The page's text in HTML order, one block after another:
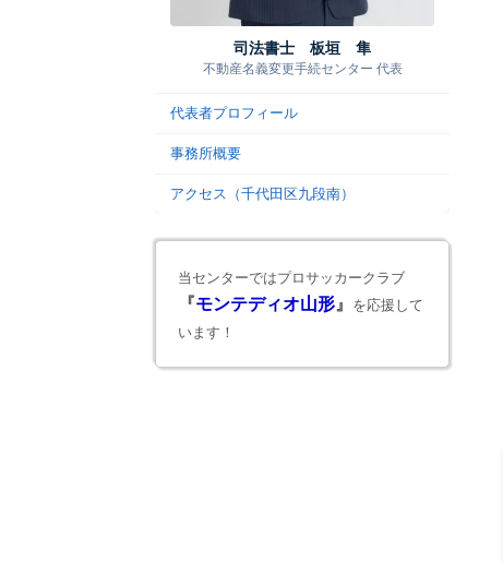
司法書士 板垣 隼
不動産名義変更手続センター 代表
代表者プロフィール
事務所概要
アクセス（千代田区九段南）
当センターではプロサッカークラブ
『 モンテディオ山形』
を応援して
います！